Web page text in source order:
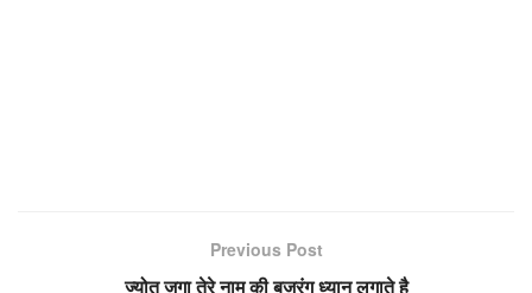
Previous Post
ज्योत जगा तेरे नाम की बजरंग ध्यान लगाते है